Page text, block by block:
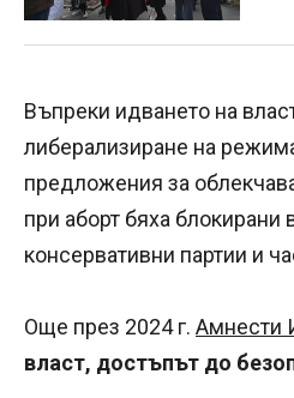
Въпреки идването на
либерализиране на
предложения за
при аборт бяха блокирани
консервативни партии и
Още през 2024 г. Амнести
власт, достъпът до